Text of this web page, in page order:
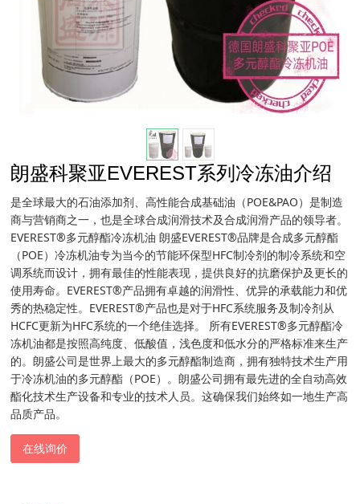
朗盛科聚亚EVEREST系列冷冻油介绍
是全球最大的石油添加剂、高性能合成基础油（POE&PAO）是制造
商与营销商之一，也是全球合成润滑技术及合成润滑产品的领导者。
EVEREST®多元醇酯冷冻机油 朗盛EVEREST®品牌是合成多元醇酯
（POE）冷冻机油专为当今的节能环保型HFC制冷剂的制冷系统和空
调系统而设计，拥有最佳的性能表现，提供良好的抗磨保护及更长的
使用寿命。EVEREST®产品拥有卓越的润滑性、优异的承载能力和优
秀的热稳定性。EVEREST®产品也是对于HFC系统服务及制冷剂从
HCFC更新为HFC系统的一个绝佳选择。 所有EVEREST®多元醇酯冷
冻机油都是按照高纯度、低酸值，浅色度和低水分的严格标准来生产
的。朗盛公司是世界上最大的多元醇酯制造商，拥有独特技术生产用
于冷冻机油的多元醇酯（POE）。朗盛公司拥有最先进的全自动高效
酯化技术生产设备和专业的技术人员。这确保我们始终如一地生产高
品质产品。
在线询价